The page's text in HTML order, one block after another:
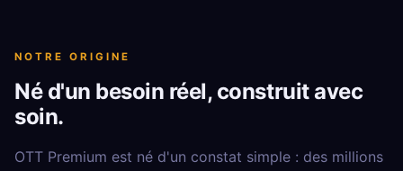
NOTRE ORIGINE
Né d'un besoin réel, construit avec
soin.
OTT Premium est né d'un constat simple : des millions